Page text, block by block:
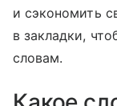
и сэкономить
в закладки,
словам.